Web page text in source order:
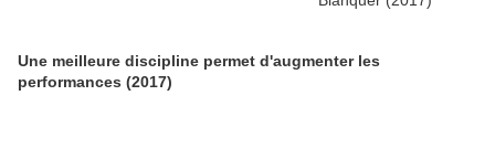
Une meilleure discipline permet d'augmenter les
performances (2017)